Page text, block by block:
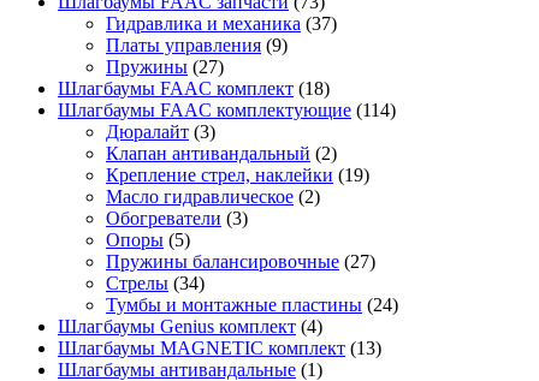
Гидравлика и механика (37)
Платы управления (9)
Пружины (27)
Шлагбаумы FAAC комплект (18)
Шлагбаумы FAAC комплектующие (114)
Дюралайт (3)
Клапан антивандальный (2)
Крепление стрел, наклейки (19)
Масло гидравлическое (2)
Обогреватели (3)
Опоры (5)
Пружины балансировочные (27)
Стрелы (34)
Тумбы и монтажные пластины (24)
Шлагбаумы Genius комплект (4)
Шлагбаумы MAGNETIC комплект (13)
Шлагбаумы антивандальные (1)